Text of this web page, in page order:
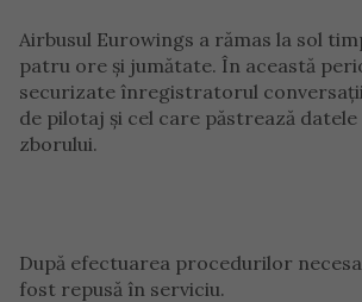
Airbusul Eurowings a rămas la sol
patru ore și jumătate. În această
securizate înregistratorul
de pilotaj și cel care păstrează
zborului.
După efectuarea procedurilor
fost repusă în serviciu.